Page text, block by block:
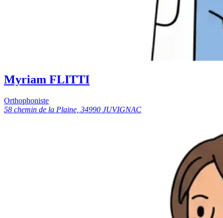
Myriam FLITTI
Orthophoniste
58 chemin de la Plaine, 34990 JUVIGNAC